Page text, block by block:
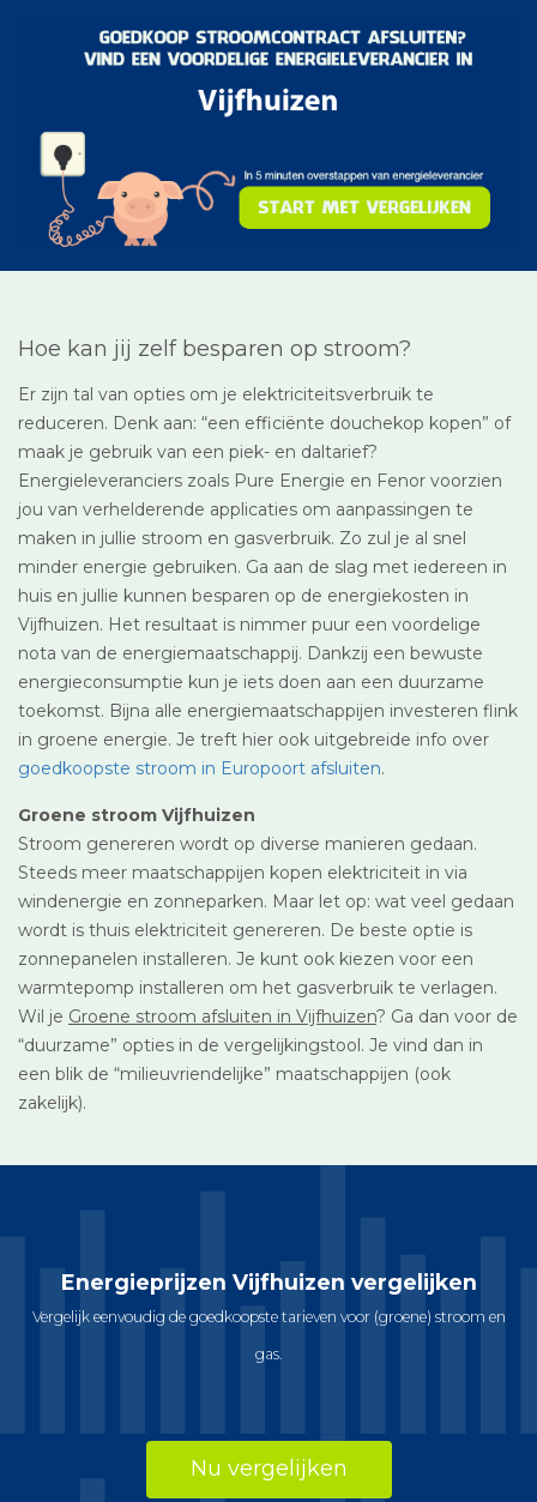
Hoe kan jij zelf besparen op stroom?
Er zijn tal van opties om je elektriciteitsverbruik te
reduceren. Denk aan: “een efficiënte douchekop kopen” of
maak je gebruik van een piek- en daltarief?
Energieleveranciers zoals Pure Energie en Fenor voorzien
jou van verhelderende applicaties om aanpassingen te
maken in jullie stroom en gasverbruik. Zo zul je al snel
minder energie gebruiken. Ga aan de slag met iedereen in
huis en jullie kunnen besparen op de energiekosten in
Vijfhuizen. Het resultaat is nimmer puur een voordelige
nota van de energiemaatschappij. Dankzij een bewuste
energieconsumptie kun je iets doen aan een duurzame
toekomst. Bijna alle energiemaatschappijen investeren flink
in groene energie. Je treft hier ook uitgebreide info over
goedkoopste stroom in Europoort afsluiten.
Groene stroom Vijfhuizen
Stroom genereren wordt op diverse manieren gedaan.
Steeds meer maatschappijen kopen elektriciteit in via
windenergie en zonneparken. Maar let op: wat veel gedaan
wordt is thuis elektriciteit genereren. De beste optie is
zonnepanelen installeren. Je kunt ook kiezen voor een
warmtepomp installeren om het gasverbruik te verlagen.
Wil je Groene stroom afsluiten in Vijfhuizen? Ga dan voor de
“duurzame” opties in de vergelijkingstool. Je vind dan in
een blik de “milieuvriendelijke” maatschappijen (ook
zakelijk).
Energieprijzen Vijfhuizen vergelijken
Vergelijk eenvoudig de goedkoopste tarieven voor (groene) stroom en
gas.
Nu vergelijken